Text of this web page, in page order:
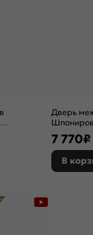
Дверь
7 770₽
В